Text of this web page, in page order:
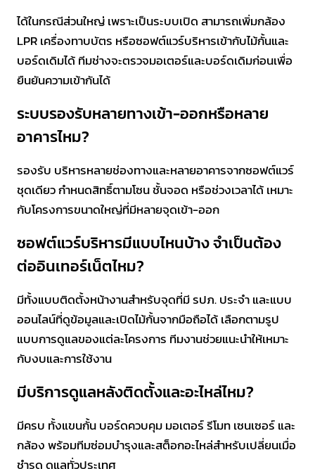
ได้ในกรณีส่วนใหญ่ เพราะเป็นระบบเปิด สามารถเพิ่มกล้อง
LPR เครื่องทาบบัตร หรือซอฟต์แวร์บริหารเข้ากับไม้กั้นและ
บอร์ดเดิมได้ ทีมช่างจะตรวจมอเตอร์และบอร์ดเดิมก่อนเพื่อ
ยืนยันความเข้ากันได้
ระบบรองรับหลายทางเข้า-ออกหรือหลาย
อาคารไหม?
รองรับ บริหารหลายช่องทางและหลายอาคารจากซอฟต์แวร์
ชุดเดียว กำหนดสิทธิ์ตามโซน ชั้นจอด หรือช่วงเวลาได้ เหมาะ
กับโครงการขนาดใหญ่ที่มีหลายจุดเข้า-ออก
ซอฟต์แวร์บริหารมีแบบไหนบ้าง จำเป็นต้อง
ต่ออินเทอร์เน็ตไหม?
มีทั้งแบบติดตั้งหน้างานสำหรับจุดที่มี รปภ. ประจำ และแบบ
ออนไลน์ที่ดูข้อมูลและเปิดไม้กั้นจากมือถือได้ เลือกตามรูป
แบบการดูแลของแต่ละโครงการ ทีมงานช่วยแนะนำให้เหมาะ
กับงบและการใช้งาน
มีบริการดูแลหลังติดตั้งและอะไหล่ไหม?
มีครบ ทั้งแขนกั้น บอร์ดควบคุม มอเตอร์ รีโมท เซนเซอร์ และ
กล้อง พร้อมทีมซ่อมบำรุงและสต็อกอะไหล่สำหรับเปลี่ยนเมื่อ
ชำรุด ดูแลทั่วประเทศ